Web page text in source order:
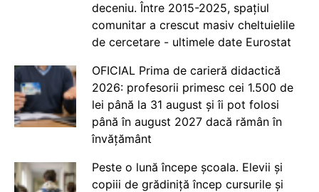
deceniu. Între 2015-2025, spațiul
comunitar a crescut masiv cheltuielile
de cercetare - ultimele date Eurostat
OFICIAL Prima de carieră didactică
2026: profesorii primesc cei 1.500 de
lei până la 31 august și îi pot folosi
până în august 2027 dacă rămân în
învățământ
Peste o lună începe școala. Elevii și
copiii de grădiniță încep cursurile și